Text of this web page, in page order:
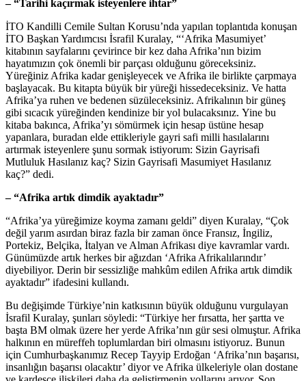
– “Tarihi kaçırmak isteyenlere ihtar”
İTO Kandilli Cemile Sultan Korusu’nda yapılan toplantıda konuşan
İTO Başkan Yardımcısı İsrafil Kuralay, “‘Afrika Masumiyet’
kitabının sayfalarını çevirince bir kez daha Afrika’nın bizim
hayatımızın çok önemli bir parçası olduğunu göreceksiniz.
Yüreğiniz Afrika kadar genişleyecek ve Afrika ile birlikte çarpmaya
başlayacak. Bu kitapta büyük bir yüreği hissedeceksiniz. Ve hatta
Afrika’ya ruhen ve bedenen süzüleceksiniz. Afrikalının bir güneş
gibi sıcacık yüreğinden kendinize bir yol bulacaksınız. Yine bu
kitaba bakınca, Afrika’yı sömürmek için hesap üstüne hesap
yapanlara, buradan elde ettikleriyle gayri safi milli hasılalarını
artırmak isteyenlere şunu sormak istiyorum: Sizin Gayrisafi
Mutluluk Hasılanız kaç? Sizin Gayrisafi Masumiyet Hasılanız
kaç?” dedi.
– “Afrika artık dimdik ayaktadır”
“Afrika’ya yüreğimize koyma zamanı geldi” diyen Kuralay, “Çok
değil yarım asırdan biraz fazla bir zaman önce Fransız, İngiliz,
Portekiz, Belçika, İtalyan ve Alman Afrikası diye kavramlar vardı.
Günümüzde artık herkes bir ağızdan ‘Afrika Afrikalılarındır’
diyebiliyor. Derin bir sessizliğe mahkûm edilen Afrika artık dimdik
ayaktadır” ifadesini kullandı.
Bu değişimde Türkiye’nin katkısının büyük olduğunu vurgulayan
İsrafil Kuralay, şunları söyledi: “Türkiye her fırsatta, her şartta ve
başta BM olmak üzere her yerde Afrika’nın gür sesi olmuştur. Afrika
halkının en müreffeh toplumlardan biri olmasını istiyoruz. Bunun
için Cumhurbaşkanımız Recep Tayyip Erdoğan ‘Afrika’nın başarısı,
insanlığın başarısı olacaktır’ diyor ve Afrika ülkeleriyle olan dostane